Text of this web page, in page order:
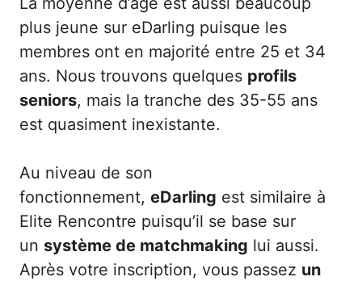
plus jeune sur eDarling puisque les
membres ont en majorité entre 25 et 34
ans. Nous trouvons quelques profils
seniors, mais la tranche des 35-55 ans
est quasiment inexistante.
Au niveau de son
fonctionnement, eDarling est similaire à
Elite Rencontre puisqu’il se base sur
un système de matchmaking lui aussi.
Après votre inscription, vous passez un